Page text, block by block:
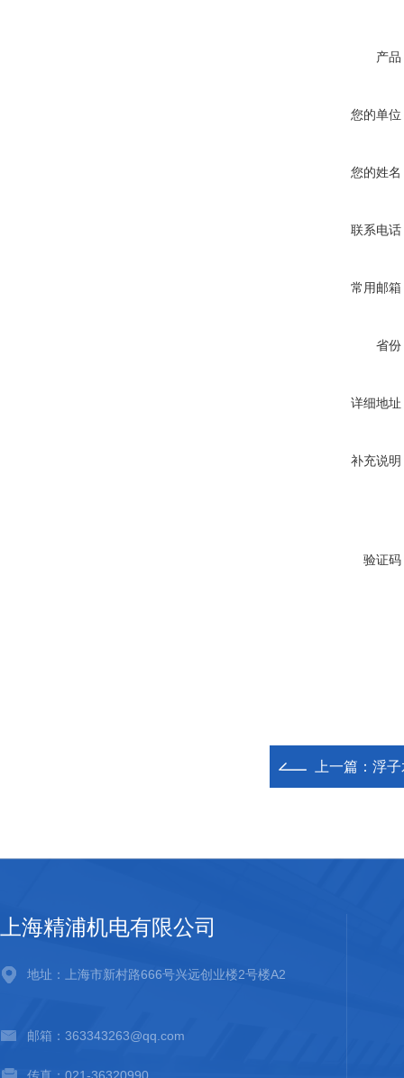
产品
您的单位
您的姓名
联系电话
常用邮箱
省份
详细地址
补充说明
验证码
上一篇： 浮
上海精浦机电有限公司
地址：上海市新村路666号兴远创业楼2号楼A2
邮箱：363343263@qq.com